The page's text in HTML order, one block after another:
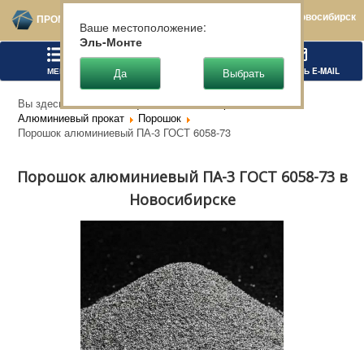
ПРОМТЕХСТАЛЬ Новосибирск
МЕНЮ НАПИСАТЬ E-MAIL
Вы здесь: Главная
Цветной металлопрокат
Алюминиевый прокат
Порошок
Порошок алюминиевый ПА-3 ГОСТ 6058-73
Порошок алюминиевый ПА-3 ГОСТ 6058-73 в
Новосибирске
Ваше местоположение:
Эль-Монте